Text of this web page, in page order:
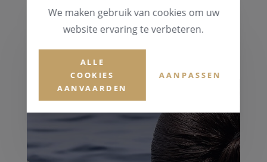
BREITLING
ALLE OUTLET
We maken gebruik van cookies om uw
website ervaring te verbeteren.
ALLE
COOKIES
AANVAARDEN
AANPASSEN